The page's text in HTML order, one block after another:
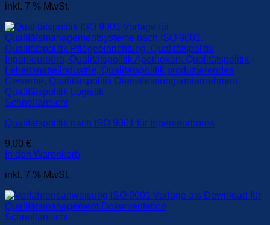
inkl. 7 % MwSt.
Schnellansicht
Qualitätspolitik nach ISO 9001 für Ingenieurbüros
9,00 €
In den Warenkorb
inkl. 7 % MwSt.
Schnellansicht